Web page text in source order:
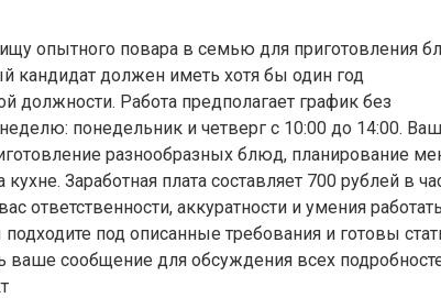
опытного повара в семью для приготовления
кандидат должен иметь хотя бы один год
должности. Работа предполагает график без
понедельник и четверг с 10:00 до 14:00.
разнообразных блюд, планирование
Заработная плата составляет 700 рублей в
ответственности, аккуратности и умения
под описанные требования и готовы
ваше сообщение для обсуждения всех